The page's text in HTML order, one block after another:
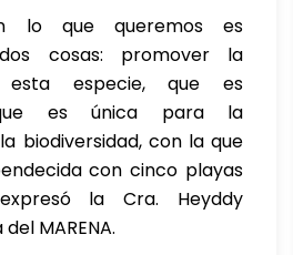
lo que queremos es
cosas: promover la
especie, que es
que es única para la
biodiversidad, con la que
con cinco playas
la Cra. Heyddy
MARENA.